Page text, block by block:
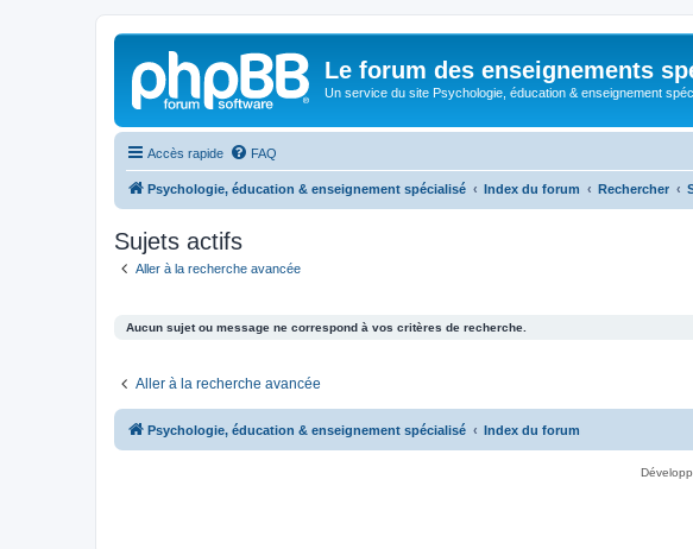
Le forum des enseignements
Un service du site Psychologie, éducation & enseignement
Accès rapide FAQ
Psychologie, éducation & enseignement spécialisé Index du forum Rechercher
Sujets actifs
Aller à la recherche avancée
Aucun sujet ou message ne correspond à vos critères de recherche.
Aller à la recherche avancée
Psychologie, éducation & enseignement spécialisé Index du forum